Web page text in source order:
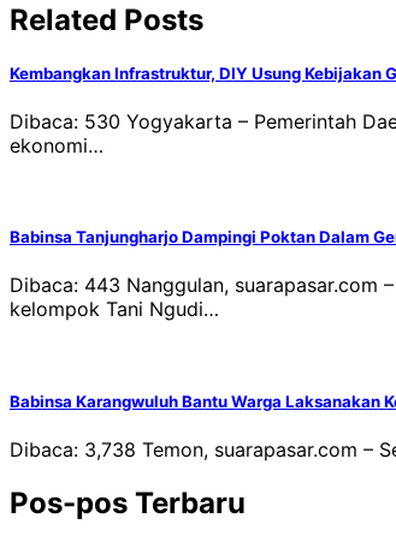
Related Posts
Kembangkan Infrastruktur, DIY Usung Kebijakan
Dibaca: 530 Yogyakarta – Pemerintah
ekonomi…
Babinsa Tanjungharjo Dampingi Poktan Dalam
Dibaca: 443 Nanggulan, suarapasar.com
kelompok Tani Ngudi…
Babinsa Karangwuluh Bantu Warga Laksanakan
Dibaca: 3,738 Temon, suarapasar.com –
Pos-pos Terbaru